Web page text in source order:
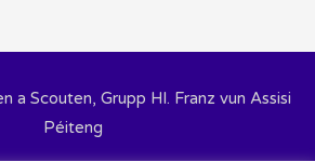
a Scouten, Grupp Hl. Franz vun Assisi
Péiteng